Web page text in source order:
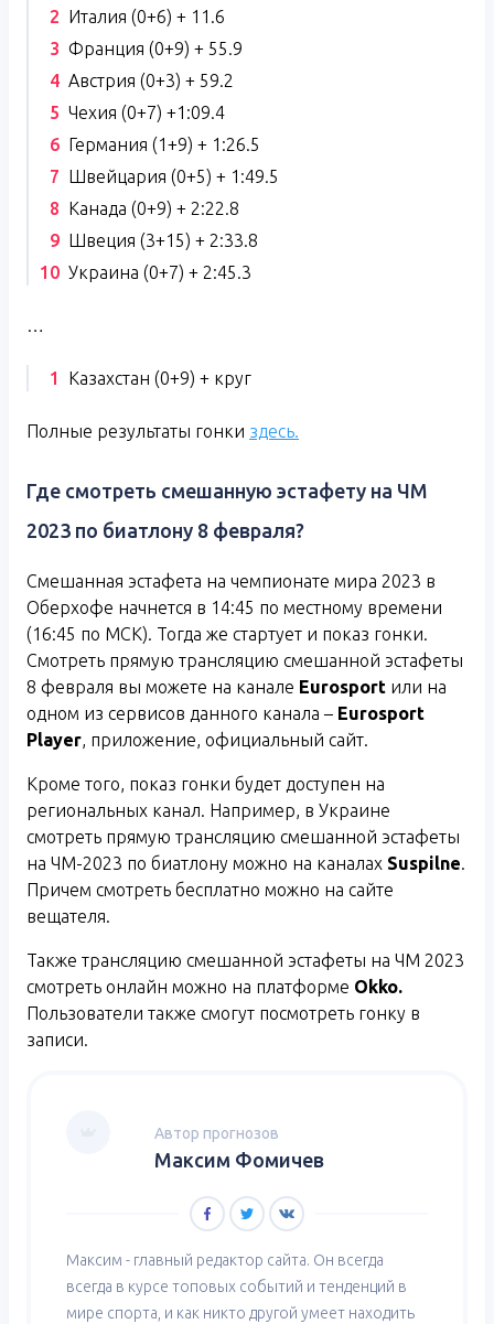
Италия (0+6) + 11.6
Франция (0+9) + 55.9
Австрия (0+3) + 59.2
Чехия (0+7) +1:09.4
Германия (1+9) + 1:26.5
Швейцария (0+5) + 1:49.5
Канада (0+9) + 2:22.8
Швеция (3+15) + 2:33.8
Украина (0+7) + 2:45.3
…
Казахстан (0+9) + круг
Полные результаты гонки здесь.
Где смотреть смешанную эстафету на ЧМ
2023 по биатлону 8 февраля?
Смешанная эстафета на чемпионате мира 2023 в
Оберхофе начнется в 14:45 по местному времени
(16:45 по МСК). Тогда же стартует и показ гонки.
Смотреть прямую трансляцию смешанной эстафеты
8 февраля вы можете на канале Eurosport или на
одном из сервисов данного канала – Eurosport
Player, приложение, официальный сайт.
Кроме того, показ гонки будет доступен на
региональных канал. Например, в Украине
смотреть прямую трансляцию смешанной эстафеты
на ЧМ-2023 по биатлону можно на каналах Suspilne.
Причем смотреть бесплатно можно на сайте
вещателя.
Также трансляцию смешанной эстафеты на ЧМ 2023
смотреть онлайн можно на платформе Okko.
Пользователи также смогут посмотреть гонку в
записи.
Автор прогнозов
Максим Фомичев
Максим - главный редактор сайта. Он всегда
всегда в курсе топовых событий и тенденций в
мире спорта, и как никто другой умеет находить